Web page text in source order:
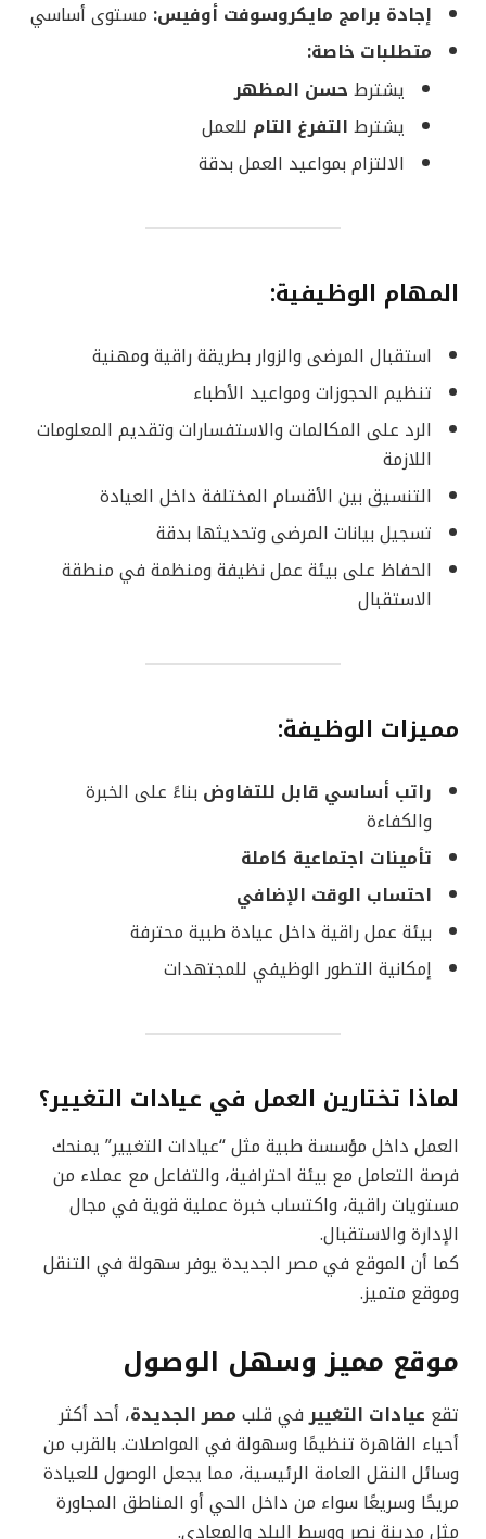
إجادة برامج مايكروسوفت أوفيس: مستوى أساسي
متطلبات خاصة:
يشترط حسن المظهر
يشترط التفرغ التام للعمل
الالتزام بمواعيد العمل بدقة
المهام الوظيفية:
استقبال المرضى والزوار بطريقة راقية ومهنية
تنظيم الحجوزات ومواعيد الأطباء
الرد على المكالمات والاستفسارات وتقديم المعلومات
اللازمة
التنسيق بين الأقسام المختلفة داخل العيادة
تسجيل بيانات المرضى وتحديثها بدقة
الحفاظ على بيئة عمل نظيفة ومنظمة في منطقة
الاستقبال
مميزات الوظيفة:
راتب أساسي قابل للتفاوض بناءً على الخبرة
والكفاءة
تأمينات اجتماعية كاملة
احتساب الوقت الإضافي
بيئة عمل راقية داخل عيادة طبية محترفة
إمكانية التطور الوظيفي للمجتهدات
لماذا تختارين العمل في عيادات التغيير؟
العمل داخل مؤسسة طبية مثل “عيادات التغيير” يمنحك
فرصة التعامل مع بيئة احترافية، والتفاعل مع عملاء من
مستويات راقية، واكتساب خبرة عملية قوية في مجال
الإدارة والاستقبال.
كما أن الموقع في مصر الجديدة يوفر سهولة في التنقل
وموقع متميز.
موقع مميز وسهل الوصول
تقع عيادات التغييرفي قلب مصر الجديدة، أحد أكثر
أحياء القاهرة تنظيمًا وسهولة في المواصلات. بالقرب من
وسائل النقل العامة الرئيسية، مما يجعل الوصول للعيادة
مريحًا وسريعًا سواء من داخل الحي أو المناطق المجاورة